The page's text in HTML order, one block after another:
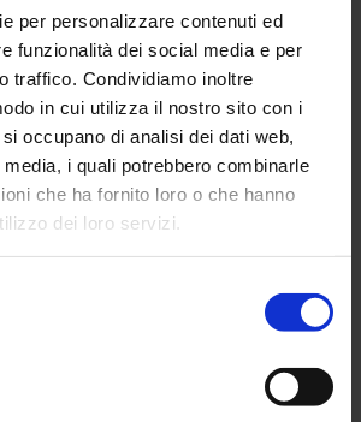
per personalizzare contenuti ed
funzionalità dei social media e per
traffico. Condividiamo inoltre
in cui utilizza il nostro sito con i
occupano di analisi dei dati web,
i quali potrebbero combinarle
che ha fornito loro o che hanno
dei loro servizi.
SUNIA informa
è
azione